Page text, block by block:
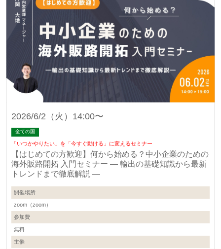
2026/6/2（火）14:00〜
全ての国
「いつかやりたい」を「今すぐ動ける」に変えるセミナー
【はじめての方歓迎】何から始める？中小企業のための
海外販路開拓 入門セミナー ― 輸出の基礎知識から最新
トレンドまで徹底解説 ―
開催場所
zoom（zoom）
参加費
無料
主催